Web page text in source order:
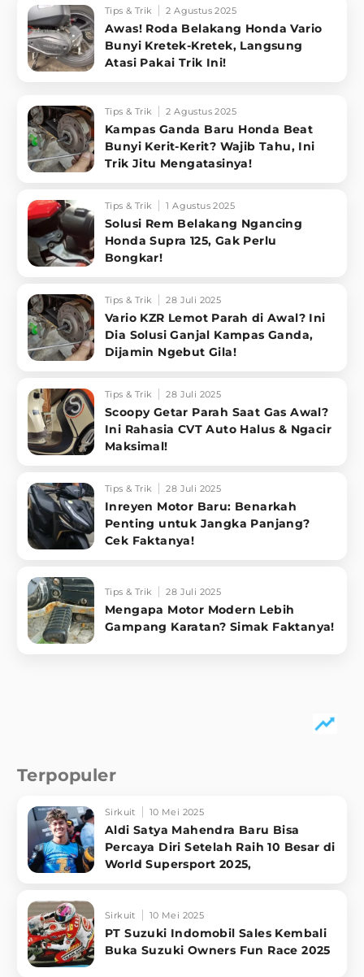
Tips & Trik 2 Agustus 2025
Awas! Roda Belakang Honda Vario
Bunyi Kretek-Kretek, Langsung
Atasi Pakai Trik Ini!
Tips & Trik 2 Agustus 2025
Kampas Ganda Baru Honda Beat
Bunyi Kerit-Kerit? Wajib Tahu, Ini
Trik Jitu Mengatasinya!
Tips & Trik 1 Agustus 2025
Solusi Rem Belakang Ngancing
Honda Supra 125, Gak Perlu
Bongkar!
Tips & Trik 28 Juli 2025
Vario KZR Lemot Parah di Awal? Ini
Dia Solusi Ganjal Kampas Ganda,
Dijamin Ngebut Gila!
Tips & Trik 28 Juli 2025
Scoopy Getar Parah Saat Gas Awal?
Ini Rahasia CVT Auto Halus & Ngacir
Maksimal!
Tips & Trik 28 Juli 2025
Inreyen Motor Baru: Benarkah
Penting untuk Jangka Panjang?
Cek Faktanya!
Tips & Trik 28 Juli 2025
Mengapa Motor Modern Lebih
Gampang Karatan? Simak Faktanya!
Terpopuler
Sirkuit 10 Mei 2025
Aldi Satya Mahendra Baru Bisa
Percaya Diri Setelah Raih 10 Besar di
World Supersport 2025,
Sirkuit 10 Mei 2025
PT Suzuki Indomobil Sales Kembali
Buka Suzuki Owners Fun Race 2025